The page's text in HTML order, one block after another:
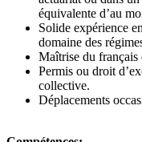
équivalente d’au
Solide expérience
domaine des
Maîtrise du français
Permis ou droit
collective.
Déplacements